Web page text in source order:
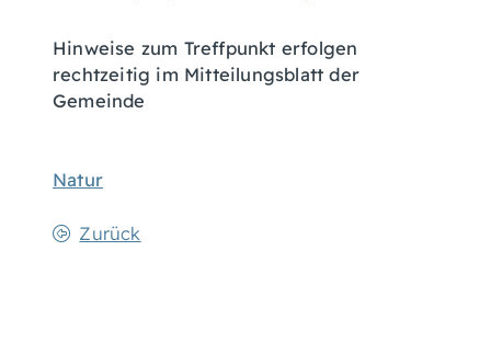
Hinweise zum Treffpunkt erfolgen
rechtzeitig im Mitteilungsblatt der
Gemeinde
Natur
Zurück